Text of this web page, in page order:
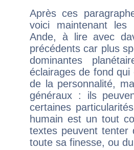
Après ces
voici maintenant les
Ande, à lire avec
précédents car plus
dominantes
éclairages de fond
de la personnalité,
généraux : ils
certaines
humain est un tout
textes peuvent tenter
toute sa finesse, ou